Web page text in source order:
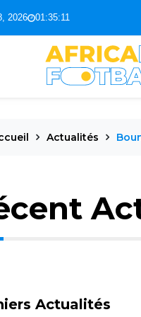
2026 01:35:12
Actualités
Actualités